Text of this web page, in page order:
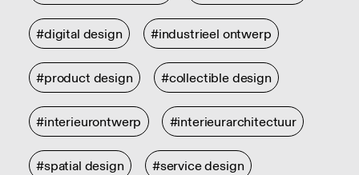
#digital design #industrieel ontwerp
#product design #collectible design
#interieurontwerp #interieurarchitectuur
#spatial design #service design